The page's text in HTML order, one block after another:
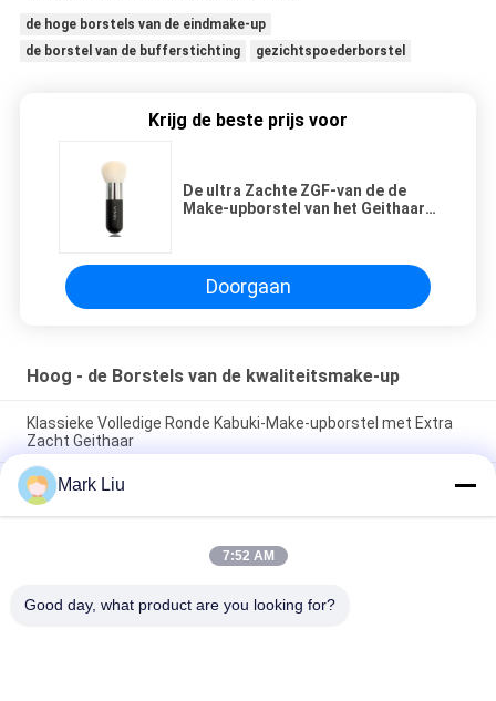
de hoge borstels van de eindmake-up
de borstel van de bufferstichting
gezichtspoederborstel
Krijg de beste prijs voor
De ultra Zachte ZGF-van de de
Make-upborstel van het Geithaar
Houten Korte
Doorgaan
Hoog - de Borstels van de kwaliteitsmake-up
Klassieke Volledige Ronde Kabuki-Make-upborstel met Extra
Zacht Geithaar
Van de de Ventilatorgeit van de Voniraschoonheid de Grote
Borstel van de het Haarmake-up/Houten de Make-upborstels
van het Handvat Hoge Beëindigen
De ultra Zachte Borstel van de de Wangmake-up van het
Mark Liu
7:52 AM
Good day, what product are you looking for?